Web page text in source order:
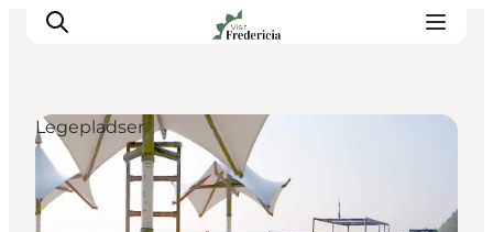
Det sker
Oplevelser
Legepladser